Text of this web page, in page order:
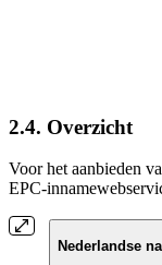
2.4. Overzicht
Voor het aanbieden
EPC-
Nederlandse